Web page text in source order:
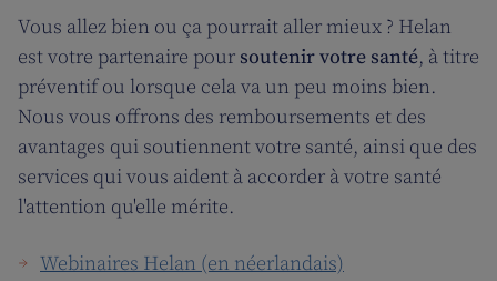
Vous allez bien ou ça pourrait aller mieux ? Helan
est votre partenaire pour soutenir votre santé, à titre
préventif ou lorsque cela va un peu moins bien.
Nous vous offrons des remboursements et des
avantages qui soutiennent votre santé, ainsi que des
services qui vous aident à accorder à votre santé
l'attention qu'elle mérite.
Webinaires Helan (en néerlandais)